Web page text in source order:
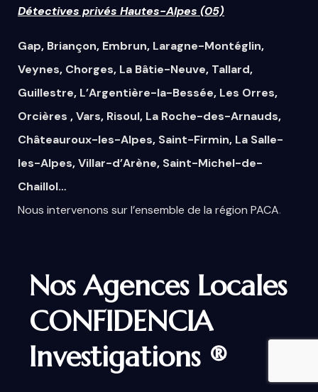
Détectives privés Hautes-Alpes (05)
Gap, Briançon, Embrun, Laragne-Montéglin,
Veynes, Chorges, La Bâtie-Neuve, Tallard,
Guillestre, L’Argentière-la-Bessée, Les Orres,
Orcières ,Vars, Risoul, La Roche-des-Arnauds,
Châteauroux-les-Alpes, Saint-Firmin, La Salle-
les-Alpes,Villar-d’Arène, Saint-Michel-de-
Chaillol…
Nous intervenons surl’ensemble de la région PACA.
Nos Agences Locales
CONFIDENCIA
Investigations ®